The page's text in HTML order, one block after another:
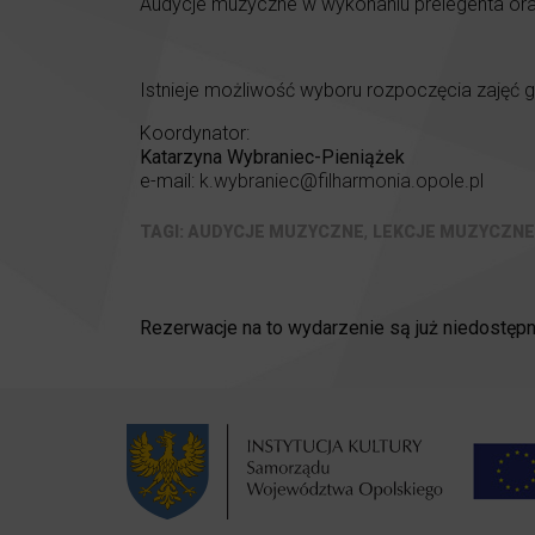
Audycje muzyczne w wykonaniu prelegenta
Istnieje możliwość wyboru rozpoczęcia zajęć
Koordynator:
Katarzyna Wybraniec-Pieniążek
e-mail: k.wybraniec@filharmonia.opole.pl
AUDYCJE MUZYCZNE, LEKCJE MUZYCZNE
Rezerwacje na to wydarzenie są już